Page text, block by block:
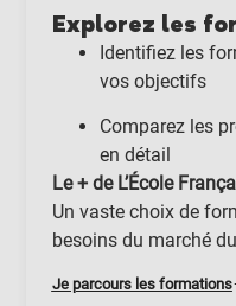
Explorez les
Identifiez les
vos objectifs
Comparez les
en détail
Le + de L’École
Un vaste choix de
besoins du marché
Je parcours les formations